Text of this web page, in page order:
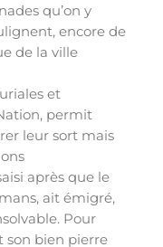
qu’on y
encore de
de la ville
et
permit
leur sort mais
après que le
ait émigré,
Pour
son bien pierre